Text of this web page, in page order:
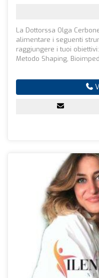
La Dottorssa Olga
alimentare i seguenti
raggiungere i tuoi
Metodo Shaping,